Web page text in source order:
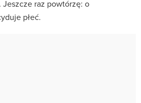
raz powtórzę: o
płeć.